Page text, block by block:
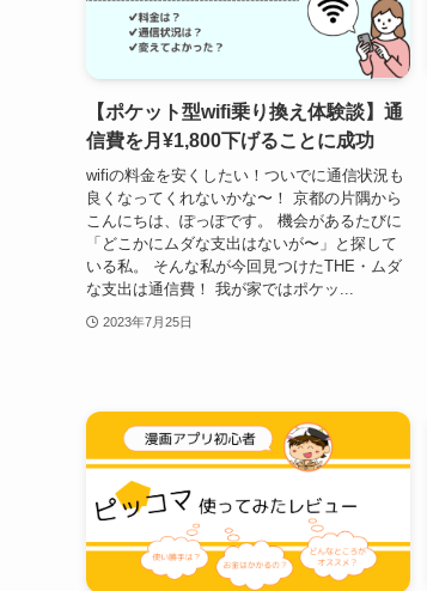
【ポケット型wifi乗り換え体験談】通
信費を月¥1,800下げることに成功
wifiの料金を安くしたい！ついでに通信状況も
良くなってくれないかな〜！ 京都の片隅から
こんにちは、ぽっぽです。 機会があるたびに
「どこかにムダな支出はないが〜」と探して
いる私。 そんな私が今回見つけたTHE・ムダ
な支出は通信費！ 我が家ではポケッ...
2023年7月25日